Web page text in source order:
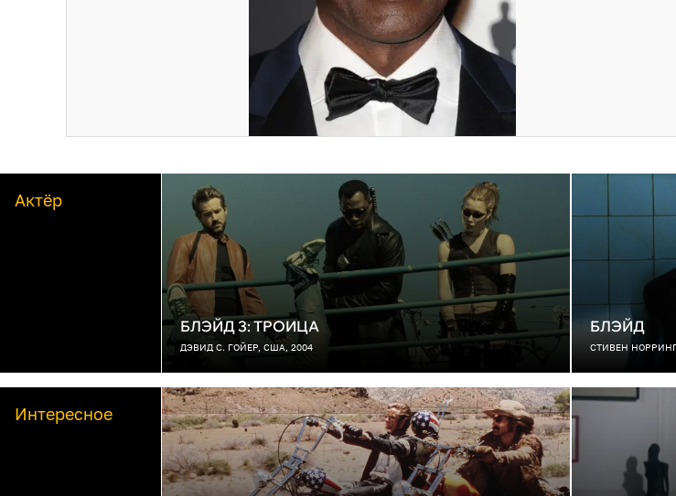
Актёр
БЛЭЙД 3: ТРОИЦА
ДЭВИД С. ГОЙЕР, США, 2004
БЛЭЙД
СТИВЕН
Интересное